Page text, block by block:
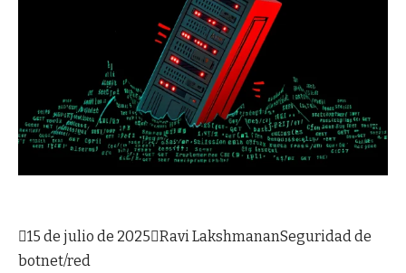
15 de julio de 2025Ravi LakshmananSeguridad de
botnet/red